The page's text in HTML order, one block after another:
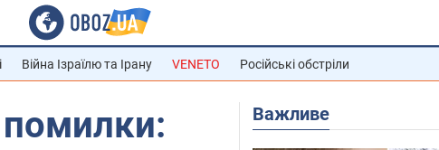
Війна Ізраїлю та Ірану VENETO Російські обстріли
помилки:
Важливе